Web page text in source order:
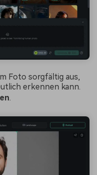
Foto sorgfältig aus,
erkennen kann.
.